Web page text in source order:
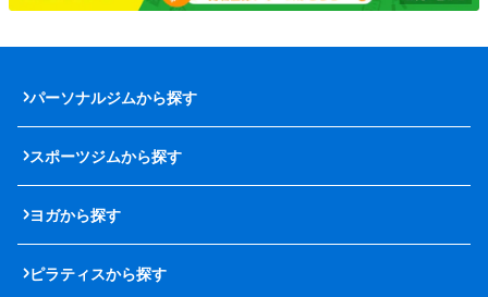
パーソナルジムから探す
スポーツジムから探す
ヨガから探す
ピラティスから探す